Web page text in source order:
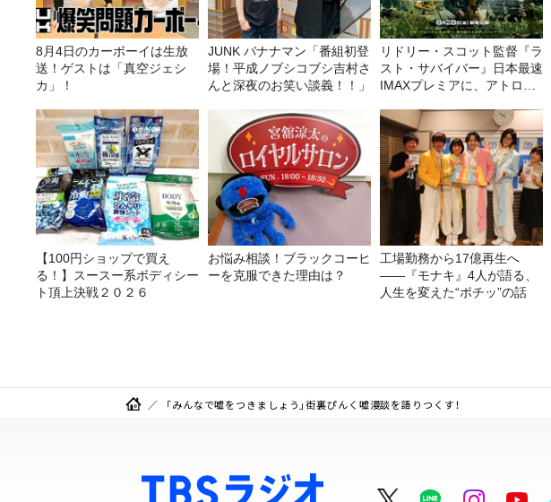
8月4日のカーボーイは生放
送！ゲストは「真空ジェシ
カ」！
JUNK バナナマン「番組初登
場！平成ノブシコブシ吉村さ
んと深夜のお笑い談義！！」
リドリー・スコット監督『ラ
スト・サバイバー』日本最速
IMAXプレミアに、アトロク
【100円ショップで買え
る！】スースー系ボディシー
ト頂上決戦２０２６
お悩み相談！ブラックコーヒ
ーを克服できた理由は？
工場勤務から17億再生へ
——『モナキ』4人が語る、
人生を変えた“ポチッ”の話
「みんなで嘘をつきましょう」街裏ぴんく嘘漫談を語りつくす！